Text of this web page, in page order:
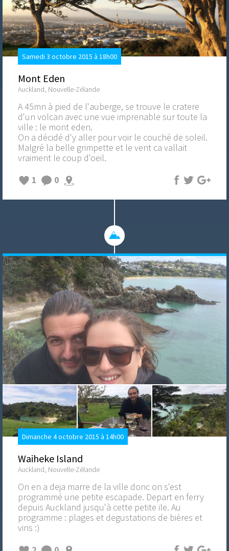
Samedi 3 octobre 2015 à 18h00
Mont Eden
Auckland, Nouvelle-Zélande
A 45mn à pied de l'auberge, se trouve le cratere
d'un volcan avec une vue imprenable sur toute la
ville : le mont eden.
On a décidé d'y aller pour voir le couché de soleil.
Malgré la belle grimpette et le vent ca vallait
vraiment le coup d'oeil.
1
0
Dimanche 4 octobre 2015 à 14h00
Waiheke Island
Auckland, Nouvelle-Zélande
On en a deja marre de la ville donc on s'est
programmé une petite escapade. Depart en ferry
depuis Auckland jusqu'à cette petite ile. Au
programme : plages et degustations de bières et
vins :)